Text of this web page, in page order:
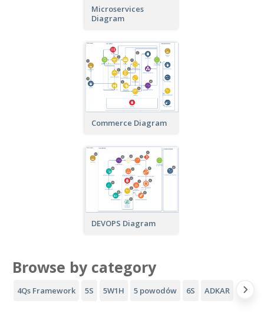
Microservices
Diagram
Commerce Diagram
DEVOPS Diagram
Browse by category
4Qs Framework 5S 5W1H 5 powodów 6S ADKAR Lejek